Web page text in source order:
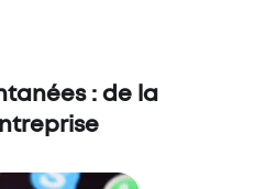
: de la